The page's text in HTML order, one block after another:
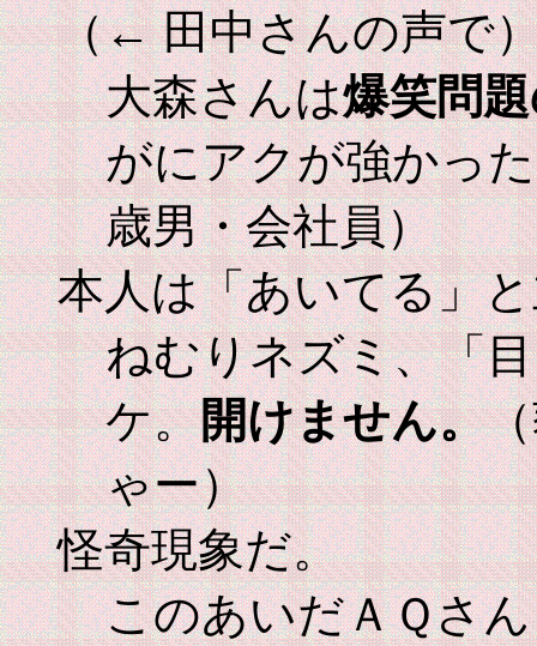
（← 田中さんの声で
大森さんは爆笑問
がにアクが強かっ
歳男・会社員）
本人は「あいてる」
ねむりネズミ、「
ケ。開けません。
ゃー）
怪奇現象だ。
このあいだＡＱさ